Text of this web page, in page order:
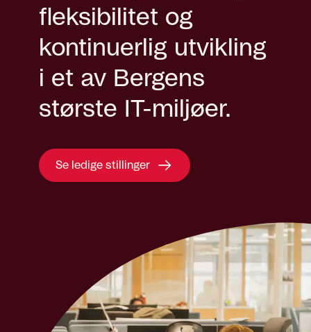
fleksibilitet og
kontinuerlig utvikling
i et av Bergens
største IT-miljøer.
Se ledige stillinger